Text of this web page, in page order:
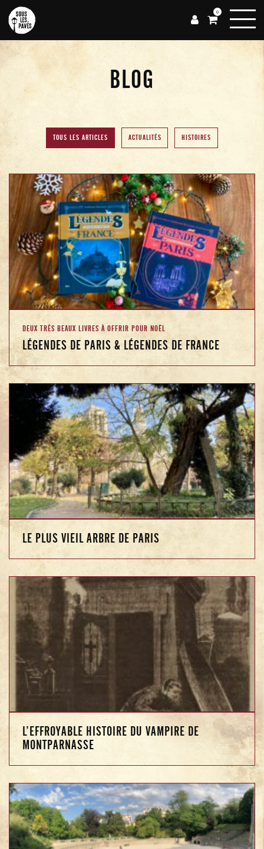
0
BLOG
TOUS LES ARTICLES ACTUALITÉS HISTOIRES
DEUX TRÈS BEAUX LIVRES À OFFRIR POUR NOËL
LÉGENDES DE PARIS & LÉGENDES DE FRANCE
LE PLUS VIEIL ARBRE DE PARIS
L’EFFROYABLE HISTOIRE DU VAMPIRE DE
MONTPARNASSE